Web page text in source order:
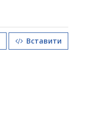
Вставити